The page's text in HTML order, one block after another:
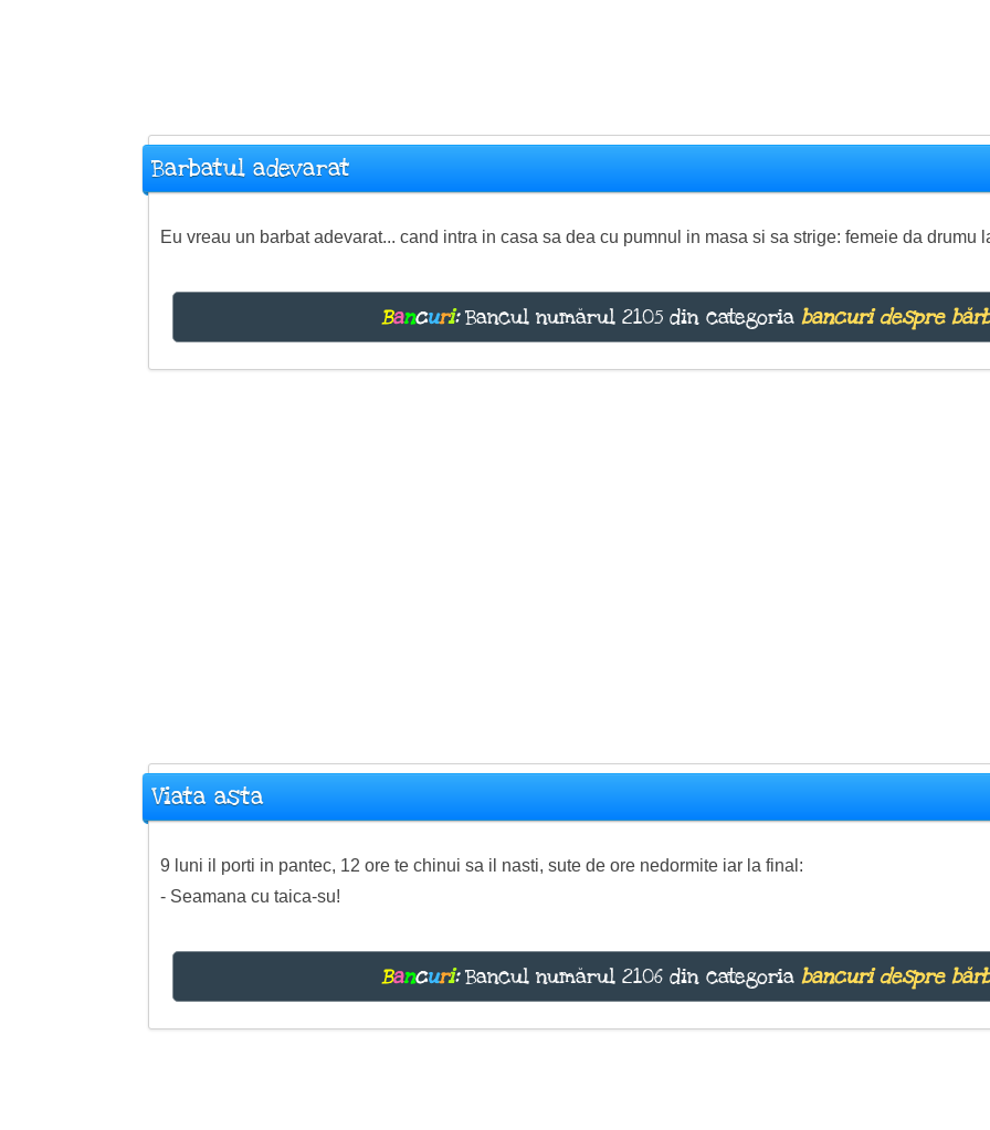
Barbatul adevarat
Eu vreau un barbat adevarat... cand intra in casa sa dea cu pumnul in masa si sa strige: femeie da drumu
Bancuri:Bancul numărul 2105 din categoriabancuri despre
Viata asta
9 luni il porti in pantec, 12 ore te chinui sa il nasti, sute de ore nedormite iar la final:
- Seamana cu taica-su!
Bancuri:Bancul numărul 2106 din categoriabancuri despre